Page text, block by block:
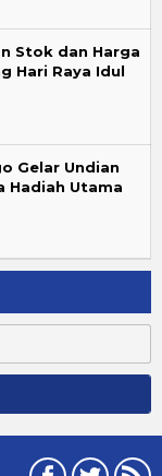
Stok dan Harga
Hari Raya Idul
Gelar Undian
Hadiah Utama